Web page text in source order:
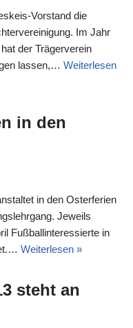
Vorstand die
Im Jahr
der Trägerverein
lassen,… Weiterlesen
in den
in den Osterferien
Jeweils
Fußballinteressierte in
Weiterlesen »
steht an